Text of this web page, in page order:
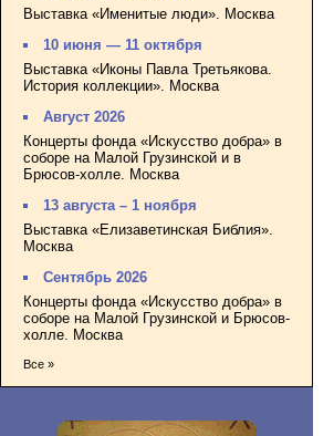
Выставка «Именитые люди». Москва
10 июня — 11 октября
Выставка «Иконы Павла Третьякова.
История коллекции». Москва
Август 2026
Концерты фонда «Искусство добра» в
соборе на Малой Грузинской и в
Брюсов-холле. Москва
13 августа – 1 ноября
Выставка «Елизаветинская Библия».
Москва
Сентябрь 2026
Концерты фонда «Искусство добра» в
соборе на Малой Грузинской и Брюсов-
холле. Москва
Все »